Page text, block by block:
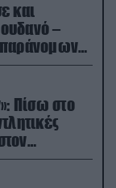
και
–
παράνομων
Πίσω στο